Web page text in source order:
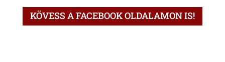
KÖVESS A FACEBOOK OLDALAMON IS!